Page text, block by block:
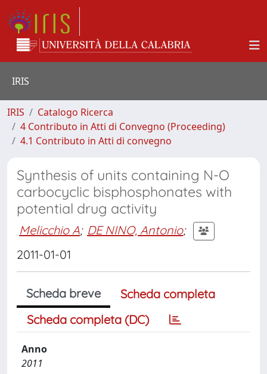
IRIS
IRIS
Catalogo Ricerca
4 Contributo in Atti di Convegno (Proceeding)
4.1 Contributo in Atti di convegno
Synthesis of units containing N-O
carbocyclic bisphosphonates with
potential drug activity
Melicchio A; DE NINO, Antonio;
2011-01-01
Scheda breve
Scheda completa
Scheda completa (DC)
Anno
2011